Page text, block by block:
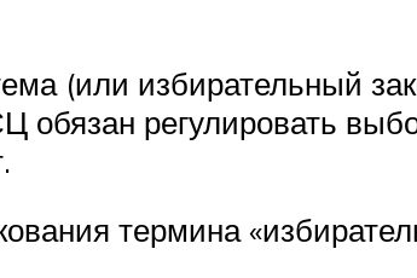
(или избирательный
обязан регулировать
термина